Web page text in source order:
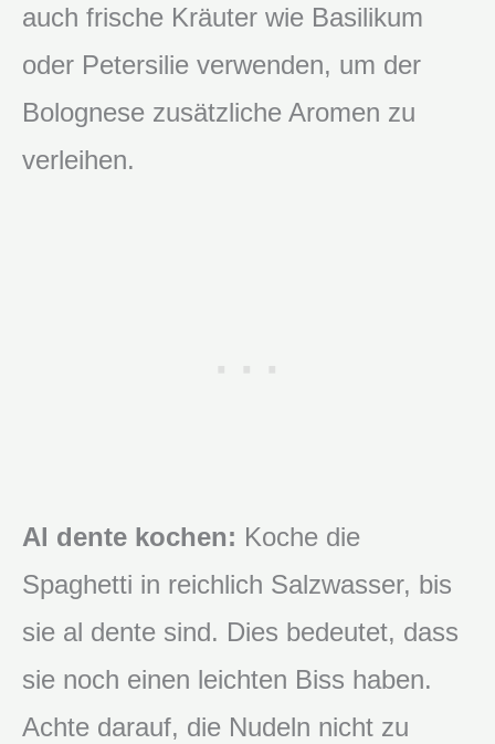
auch frische Kräuter wie Basilikum
oder Petersilie verwenden, um der
Bolognese zusätzliche Aromen zu
verleihen.
Al dente kochen: Koche die
Spaghetti in reichlich Salzwasser, bis
sie al dente sind. Dies bedeutet, dass
sie noch einen leichten Biss haben.
Achte darauf, die Nudeln nicht zu